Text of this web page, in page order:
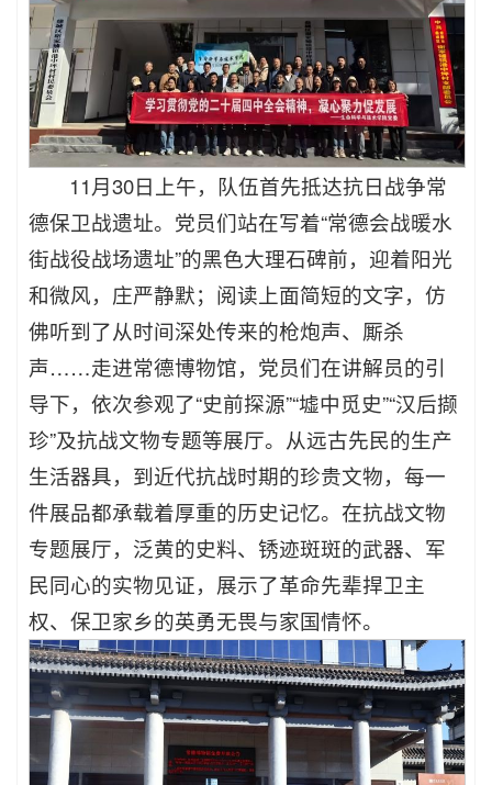
11月30日上午，队伍首先抵达抗日战争常
德保卫战遗址。党员们站在写着“常德会战暖水
街战役战场遗址”的黑色大理石碑前，迎着阳光
和微风，庄严静默；阅读上面简短的文字，仿
佛听到了从时间深处传来的枪炮声、厮杀
声……走进常德博物馆，党员们在讲解员的引
导下，依次参观了“史前探源”“墟中觅史”“汉后撷
珍”及抗战文物专题等展厅。从远古先民的生产
生活器具，到近代抗战时期的珍贵文物，每一
件展品都承载着厚重的历史记忆。在抗战文物
专题展厅，泛黄的史料、锈迹斑斑的武器、军
民同心的实物见证，展示了革命先辈捍卫主
权、保卫家乡的英勇无畏与家国情怀。